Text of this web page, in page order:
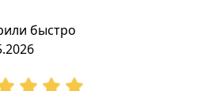
быстро